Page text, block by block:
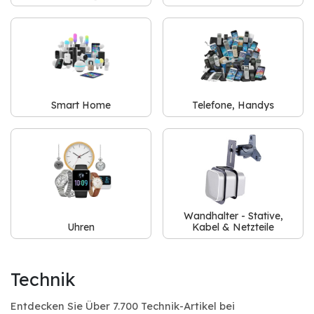
Smart Home Telefone, Handys
Uhren
Wandhalter - Stative,
Kabel & Netzteile
Technik
Entdecken Sie Über 7.700 Technik-Artikel bei